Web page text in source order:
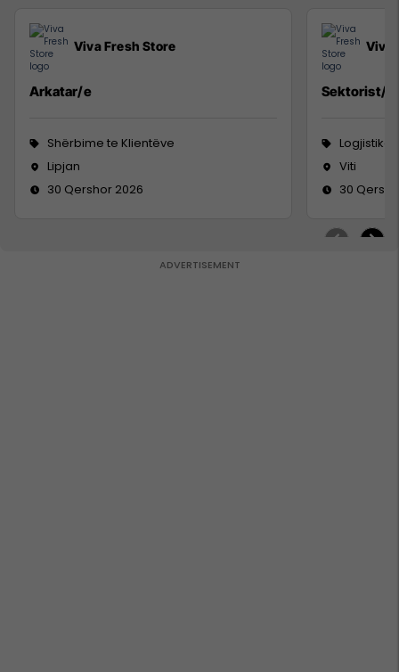
Viva Fresh Store
Arkatar/e
Shërbime te Klientëve
Lipjan
30 Qershor 2026
Viva
Sektorist/e
Logjistikë
Viti
30